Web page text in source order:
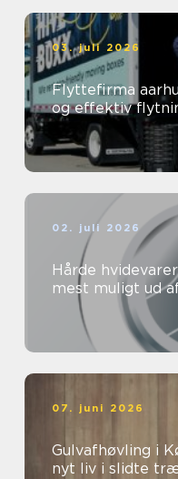
03. juli 2026
Flyttefirma aarhus sådan får du en
og effektiv
02. juli 2026
Hårde hvidevarer rønne
mest muligt ud
07. juni 2026
Gulvafhøvling i
nyt liv i slidte